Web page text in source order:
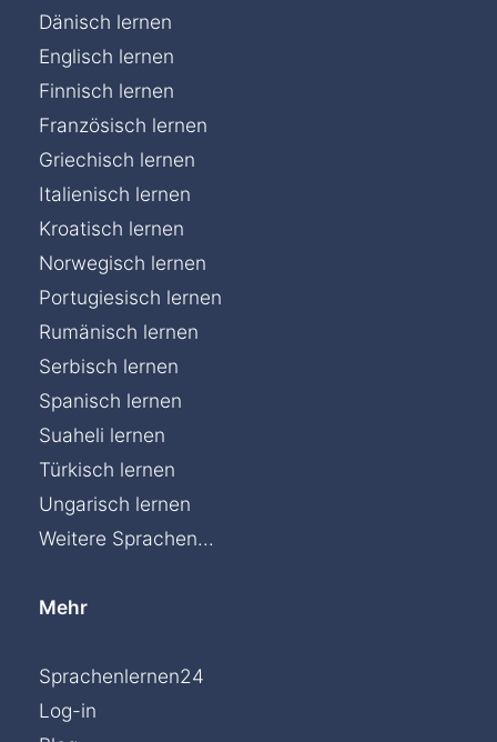
Dänisch lernen
Englisch lernen
Finnisch lernen
Französisch lernen
Griechisch lernen
Italienisch lernen
Kroatisch lernen
Norwegisch lernen
Portugiesisch lernen
Rumänisch lernen
Serbisch lernen
Spanisch lernen
Suaheli lernen
Türkisch lernen
Ungarisch lernen
Weitere Sprachen...
Mehr
Sprachenlernen24
Log-in